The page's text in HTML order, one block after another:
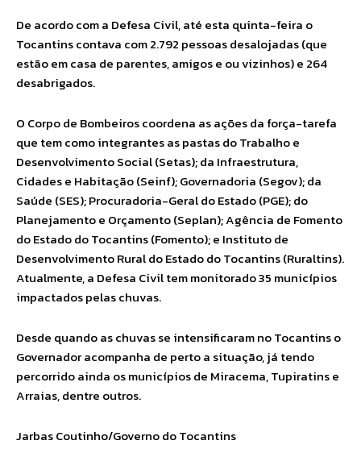
De acordo com a Defesa Civil, até esta quinta-feira o
Tocantins contava com 2.792 pessoas desalojadas (que
estão em casa de parentes, amigos e ou vizinhos) e 264
desabrigados.
O Corpo de Bombeiros coordena as ações da força-tarefa
que tem como integrantes as pastas do Trabalho e
Desenvolvimento Social (Setas); da Infraestrutura,
Cidades e Habitação (Seinf); Governadoria (Segov); da
Saúde (SES); Procuradoria-Geral do Estado (PGE); do
Planejamento e Orçamento (Seplan); Agência de Fomento
do Estado do Tocantins (Fomento); e Instituto de
Desenvolvimento Rural do Estado do Tocantins (Ruraltins).
Atualmente, a Defesa Civil tem monitorado 35 municípios
impactados pelas chuvas.
Desde quando as chuvas se intensificaram no Tocantins o
Governador acompanha de perto a situação, já tendo
percorrido ainda os municípios de Miracema, Tupiratins e
Arraias, dentre outros.
Jarbas Coutinho/Governo do Tocantins